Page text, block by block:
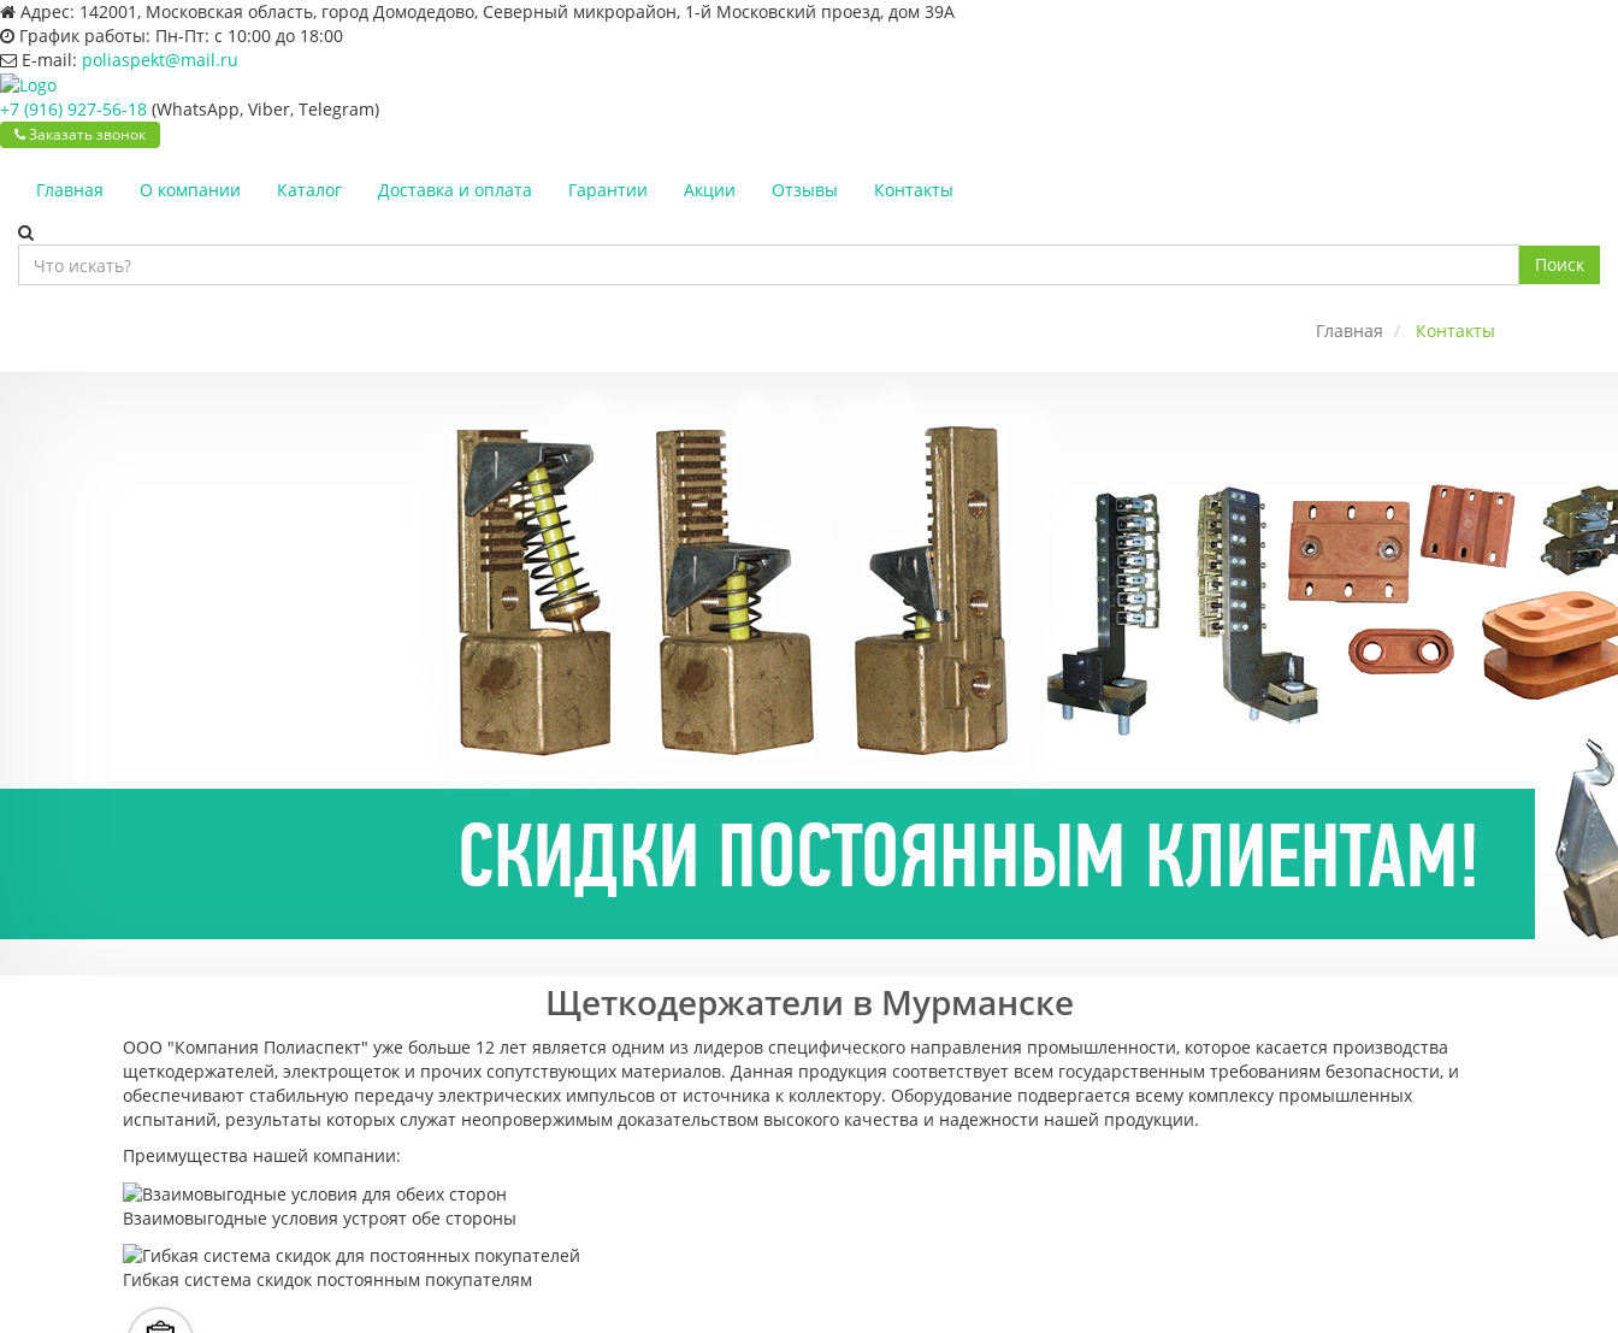
Адрес: 142001, Московская область, город Домодедово, Северный микрорайон, 1-й Московский проезд, дом 39А
График работы: Пн-Пт: с 10:00 до 18:00
E-mail: poliaspekt@mail.ru
+7 (916) 927-56-18 (WhatsApp, Viber, Telegram)
Заказать звонок
Главная О компании Каталог Доставка и оплата Гарантии Акции Отзывы Контакты
Поиск
Главная Контакты
Щеткодержатели в Мурманске
ООО "Компания Полиаспект" уже больше 12 лет является одним из лидеров специфического направления промышленности, которое касается производства
щеткодержателей, электрощеток и прочих сопутствующих материалов. Данная продукция соответствует всем государственным требованиям безопасности, и
обеспечивают стабильную передачу электрических импульсов от источника к коллектору. Оборудование подвергается всему комплексу промышленных
испытаний, результаты которых служат неопровержимым доказательством высокого качества и надежности нашей продукции.
Преимущества нашей компании:
Взаимовыгодные условия устроят обе стороны
Гибкая система скидок постоянным покупателям